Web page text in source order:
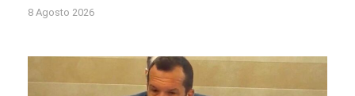
8 Agosto 2026